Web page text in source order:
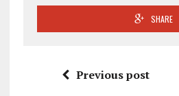
SHARE
Previous post